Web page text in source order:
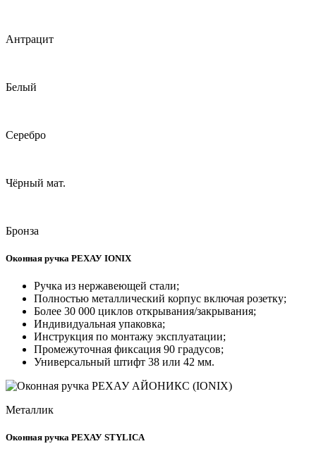
Антрацит
Белый
Серебро
Чёрный мат.
Бронза
Оконная ручка РЕХАУ IONIX
Ручка из нержавеющей стали;
Полностью металлический корпус включая розетку;
Более 30 000 циклов открывания/закрывания;
Индивидуальная упаковка;
Инструкция по монтажу эксплуатации;
Промежуточная фиксация 90 градусов;
Универсальный штифт 38 или 42 мм.
Металлик
Оконная ручка РЕХАУ STYLICA